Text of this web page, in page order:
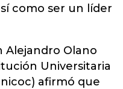
como ser un líder
Olano
Universitaria
afirmó que